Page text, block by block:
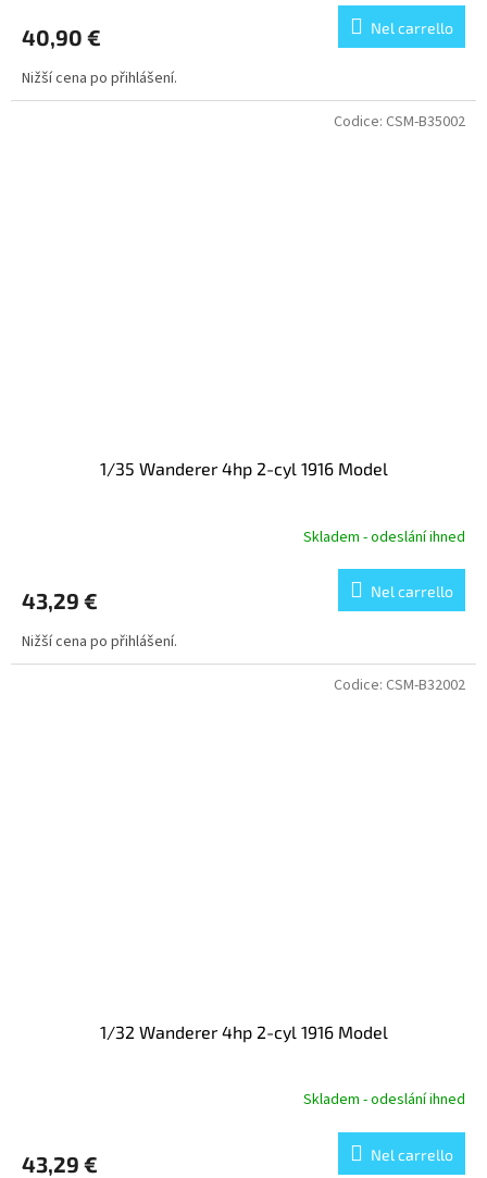
40,90 € Nel carrello
Nižší cena po přihlášení.
1/35 Wanderer 4hp 2-cyl 1916 Model
Skladem - odeslání ihned
43,29 € Nel carrello
Nižší cena po přihlášení.
Codice: CSM-B35002
1/32 Wanderer 4hp 2-cyl 1916 Model
Skladem - odeslání ihned
43,29 € Nel carrello
Codice: CSM-B32002